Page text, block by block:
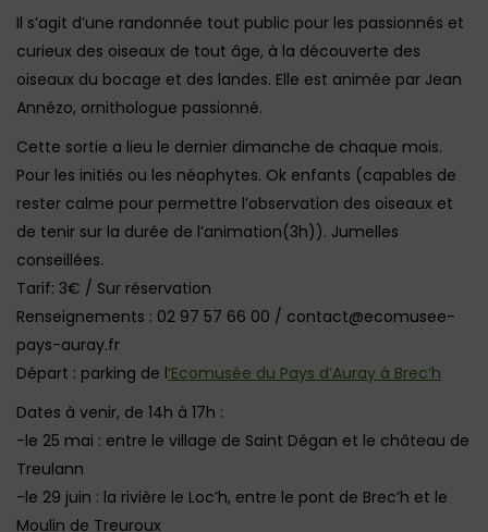
Il s’agit d’une randonnée tout public pour les passionnés et
curieux des oiseaux de tout âge, à la découverte des
oiseaux du bocage et des landes. Elle est animée par Jean
Annézo, ornithologue passionné.
Cette sortie a lieu le dernier dimanche de chaque mois.
Pour les initiés ou les néophytes. Ok enfants (capables de
rester calme pour permettre l’observation des oiseaux et
de tenir sur la durée de l’animation(3h)). Jumelles
conseillées.
Tarif: 3€ / Sur réservation
Renseignements : 02 97 57 66 00 / contact@ecomusee-
pays-auray.fr
Départ : parking de l‘Ecomusée du Pays d’Auray à Brec’h
Dates à venir, de 14h à 17h :
-le 25 mai : entre le village de Saint Dégan et le château de
Treulann
-le 29 juin : la rivière le Loc’h, entre le pont de Brec’h et le
Moulin de Treuroux